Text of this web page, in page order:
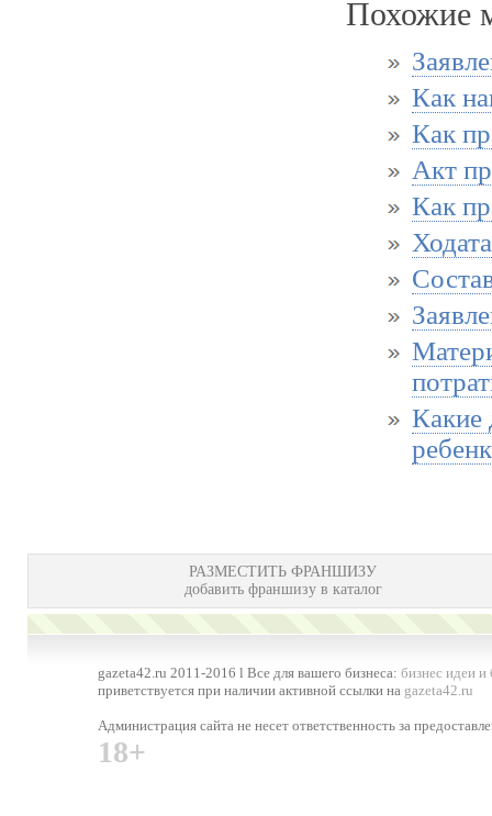
Похожие
Как
Как
Акт
Как
Какие
РАЗМЕСТИТЬ ФРАНШИЗУ
добавить франшизу в каталог
gazeta42.ru 2011-2016 l Все для вашего бизнеса: бизнес идеи и
приветствуется при наличии активной ссылки на gazeta42.ru
Администрация сайта не несет ответственность за
18+